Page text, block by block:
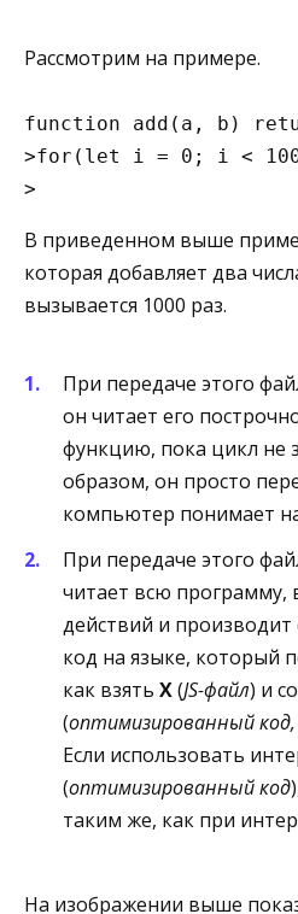
Рассмотрим на примере.
function add(a, b)
>for(let i = 0; i <
>
В приведенном выше
которая добавляет два
вызывается 1000 раз.
При передаче этого
он читает его
функцию, пока цикл не
образом, он просто
компьютер понимает
При передаче этого
читает всю программу,
действий и
код на языке, который
как взять X(JS-файл) и
(оптимизированный
Если использовать
(оптимизированный код
таким же, как при
На изображении выше